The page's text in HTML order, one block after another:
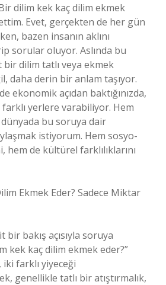
dilim kek kaç dilim ekmek
Evet, gerçekten de her gün
bazen insanın aklını
sorular oluyor. Aslında bu
bir dilim tatlı veya ekmek
daha derin bir anlam taşıyor.
ekonomik açıdan baktığınızda,
yerlere varabiliyor. Hem
bu soruya dair
istiyorum. Hem sosyo-
de kültürel farklılıklarını
Ekmek Eder? Sadece Miktar
bir bakış açısıyla soruya
kek kaç dilim ekmek eder?”
farklı yiyeceği
genellikle tatlı bir atıştırmalık,